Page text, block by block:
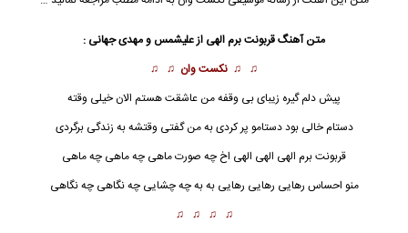
متن آهنگ قربونت برم الهی از علیشمس و مهدی جهانی :
♫ ♫ نکست وان ♫ ♫
پیش دلم گیره زیبای بی وقفه من عاشقت هستم الان خیلی وقته
دستام خالی بود دستامو پر کردی به من گفتی وقتشه به زندگی برگردی
قربونت برم الهی الهی الهی اخ چه صورت ماهی چه ماهی چه ماهی
منو احساس رهایی رهایی رهایی به به چه چشایی چه نگاهی چه نگاهی
♫ ♫ ♫ ♫